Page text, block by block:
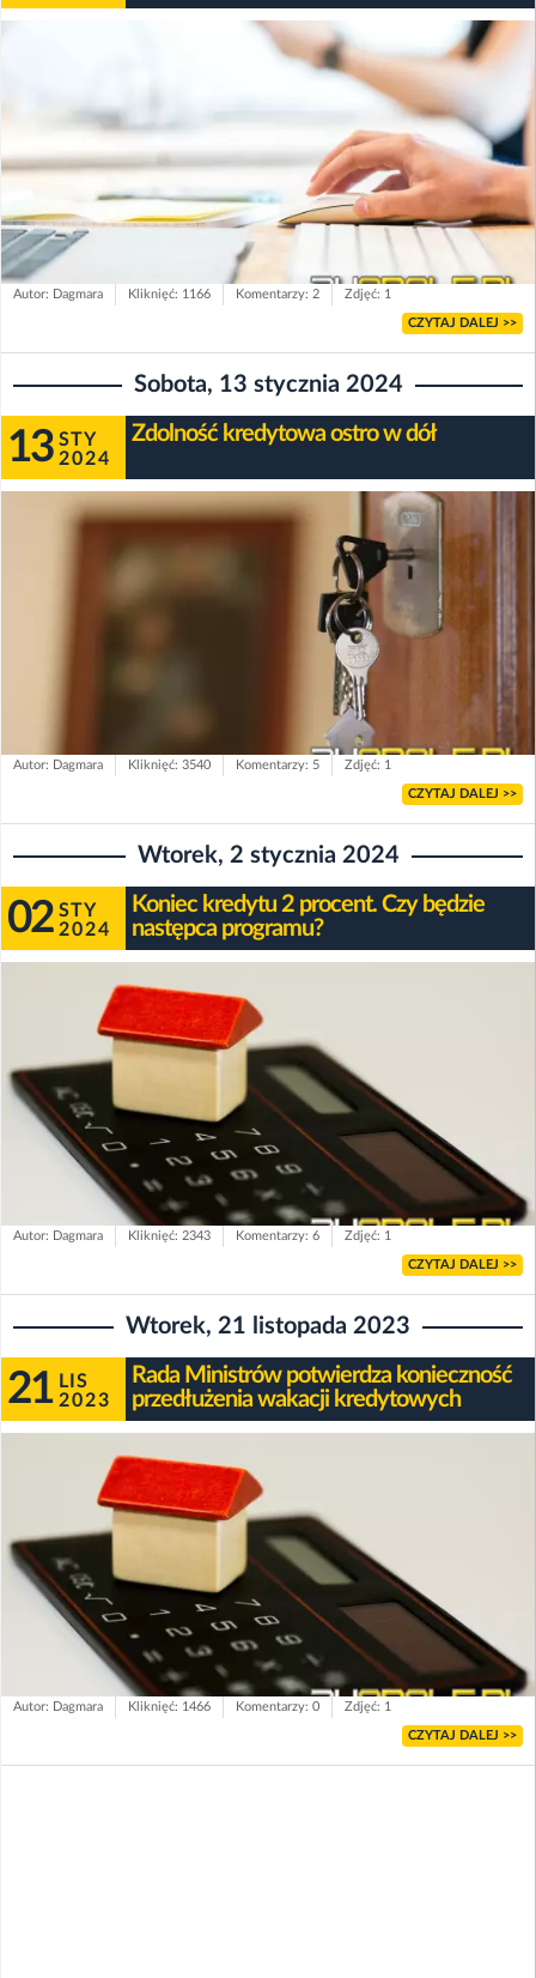
Autor: Dagmara Kliknięć: 1166 Komentarzy: 2 Zdjęć: 1
CZYTAJ DALEJ >>
Sobota, 13 stycznia 2024
13 STY
2024
Zdolność kredytowa ostro w dół
Autor: Dagmara Kliknięć: 3540 Komentarzy: 5 Zdjęć: 1
CZYTAJ DALEJ >>
Wtorek, 2 stycznia 2024
02 STY
2024
Koniec kredytu 2 procent. Czy będzie
następca programu?
Autor: Dagmara Kliknięć: 2343 Komentarzy: 6 Zdjęć: 1
CZYTAJ DALEJ >>
Wtorek, 21 listopada 2023
21 LIS
2023
Rada Ministrów potwierdza konieczność
przedłużenia wakacji kredytowych
Autor: Dagmara Kliknięć: 1466 Komentarzy: 0 Zdjęć: 1
CZYTAJ DALEJ >>